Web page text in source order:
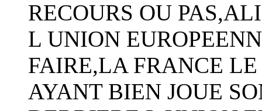
RECOURS OU
L UNION
FAIRE,LA FRANCE
AYANT BIEN JOUE